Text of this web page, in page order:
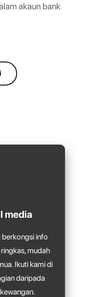
akaun bank
media
berkongsi info
mudah
Ikuti kami di
daripada